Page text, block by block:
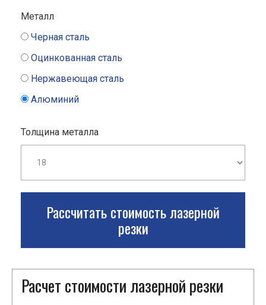
Металл
Черная сталь
Оцинкованная сталь
Нержавеющая сталь
Алюминий
Толщина металла
Рассчитать стоимость лазерной
резки
Расчет стоимости лазерной резки